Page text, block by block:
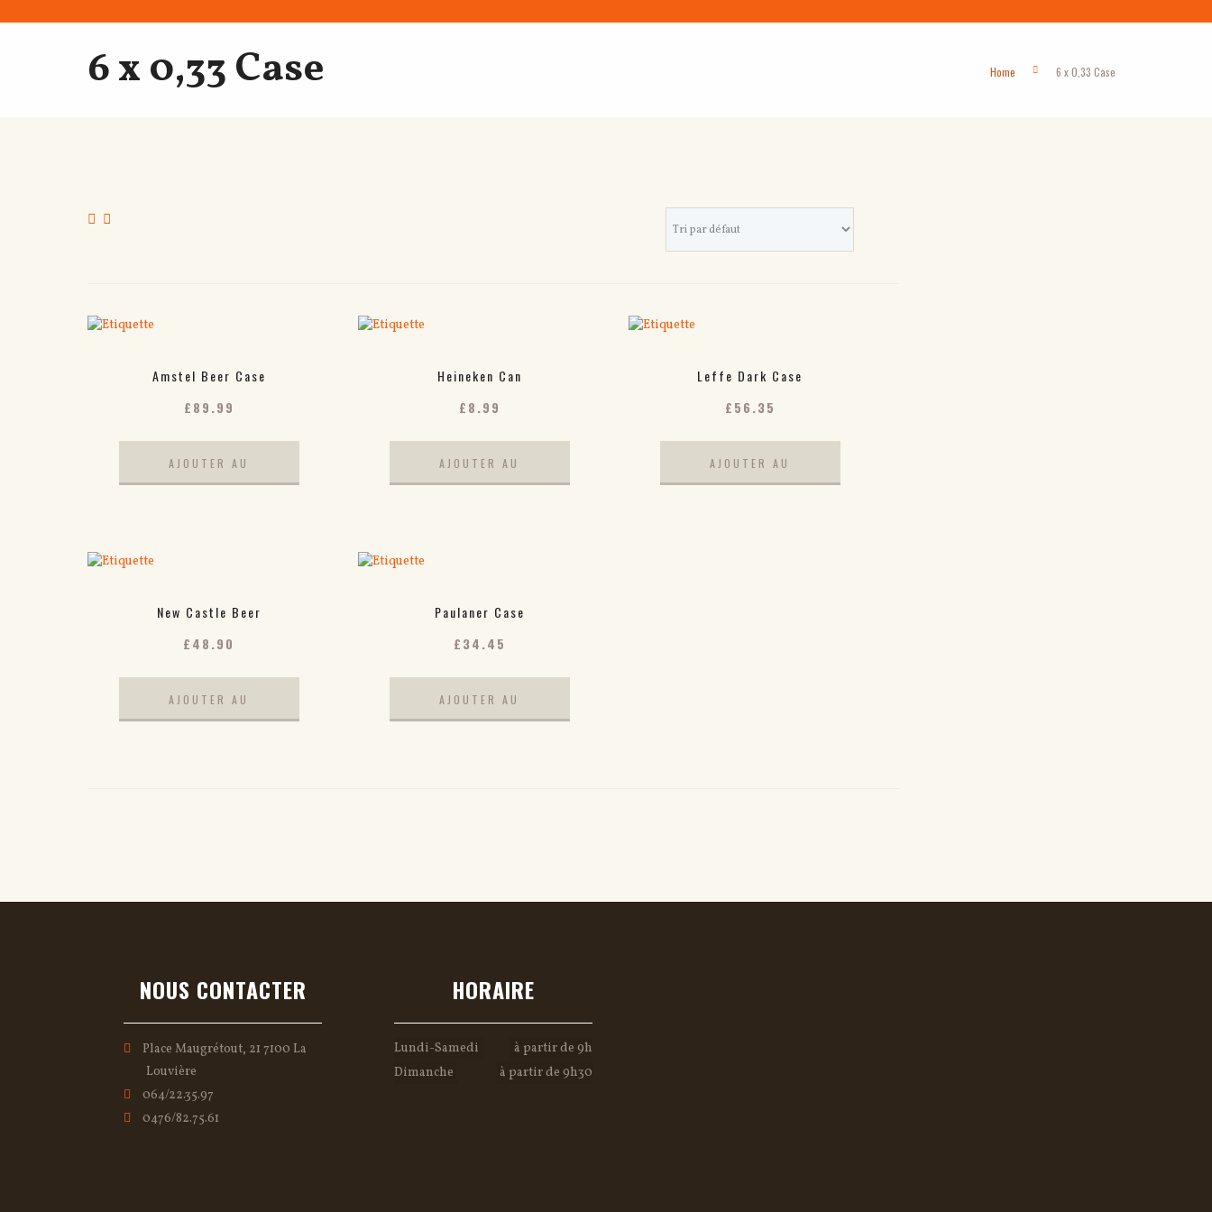
Home 6 x 0,33 Case
6 x 0,33 Case
Amstel Beer Case
£89.99
AJOUTER AU
Heineken Can
£8.99
AJOUTER AU
Leffe Dark Case
£56.35
AJOUTER AU
New Castle Beer
£48.90
AJOUTER AU
Paulaner Case
£34.45
AJOUTER AU
NOUS CONTACTER
Place Maugrétout, 21 7100 La
Louvière
064/22.35.97
0476/82.75.61
HORAIRE
Lundi-Samedi
à partir de 9h
Dimanche
à partir de 9h30